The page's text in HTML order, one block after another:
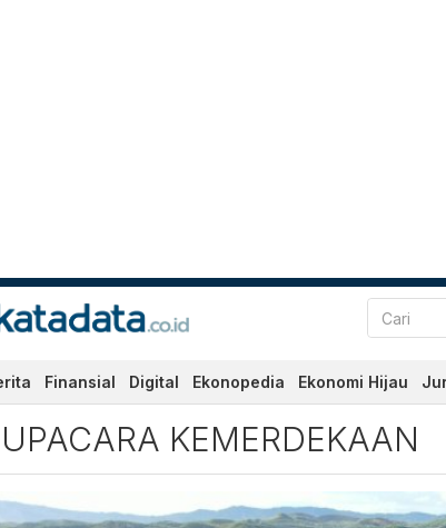
Finansial Digital Ekonopedia Ekonomi Hijau
Kemerdekaan
UPACARA KEMERDEKAAN